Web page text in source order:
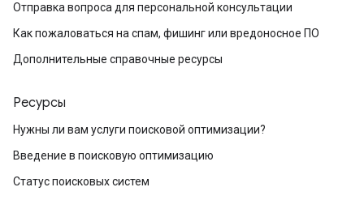
Отправка вопроса для персональной консультации
Как пожаловаться на спам, фишинг или вредоносное ПО
Дополнительные справочные ресурсы
Ресурсы
Нужны ли вам услуги поисковой оптимизации?
Введение в поисковую оптимизацию
Статус поисковых систем